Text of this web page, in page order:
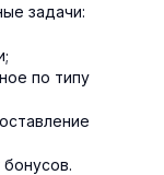
задачи:
по типу
бонусов.